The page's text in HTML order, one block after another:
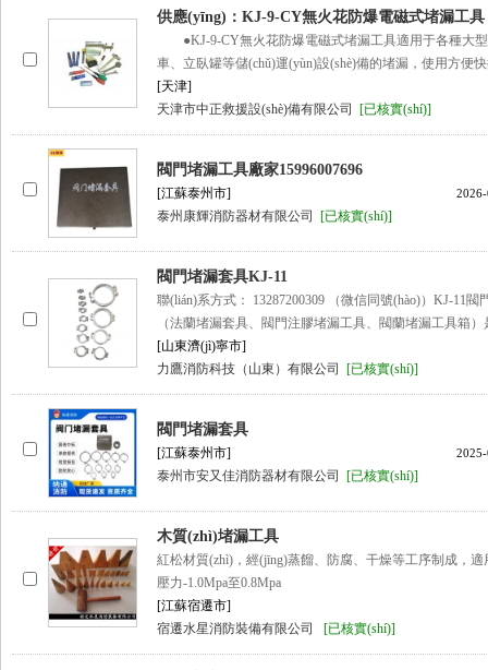
供應(yīng)：KJ-9-CY無火花防爆電磁式堵漏工具
●KJ-9-CY無火花防爆電磁式堵漏工具適用于各種大
車、立臥罐等儲(chǔ)運(yùn)設(shè)備的堵漏，使用方
[天津]
天津市中正救援設(shè)備有限公司
[已核實(shí)]
閥門堵漏工具廠家15996007696
[江蘇泰州市]
泰州康輝消防器材有限公司
[已核實(shí)]
閥門堵漏套具KJ-11
聯(lián)系方式： 13287200309 （微信同號(hào)）KJ-11閥
（法蘭堵漏套具、閥門注膠堵漏工具、閥蘭堵漏工具箱
[山東濟(jì)寧市]
力鷹消防科技（山東）有限公司
[已核實(shí)]
閥門堵漏套具
[江蘇泰州市]
泰州市安又佳消防器材有限公司
[已核實(shí)]
木質(zhì)堵漏工具
紅松材質(zhì)，經(jīng)蒸餾、防腐、干燥等工序制成，
壓力-1.0Mpa至0.8Mpa
[江蘇宿遷市]
宿遷水星消防裝備有限公司
[已核實(shí)]